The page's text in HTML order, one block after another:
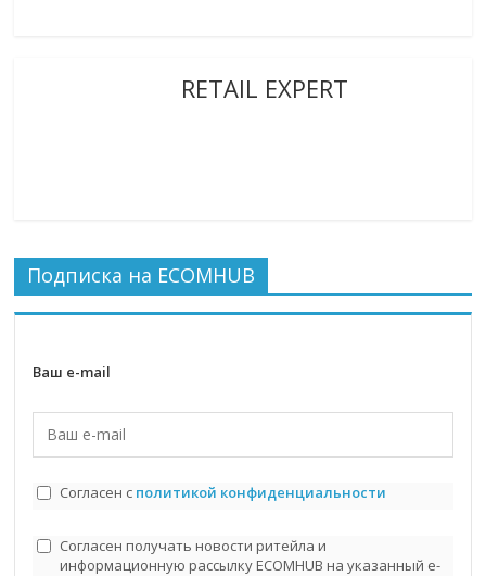
RETAIL EXPERT
Подписка на ECOMHUB
Ваш e-mail
Согласен с политикой конфиденциальности
Согласен получать новости ритейла и
информационную рассылку ECOMHUB на указанный e-